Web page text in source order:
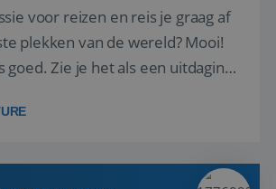
voor reizen en reis je graag af
plekken van de wereld? Mooi!
goed. Zie je het als een uitdaging
en boeken van de perfecte
zijn nu samen gevoegd...